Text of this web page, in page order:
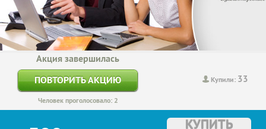
Купили: 33
Акция завершилась
ПОВТОРИТЬ АКЦИЮ
Человек проголосовало: 2
КУПИТЬ